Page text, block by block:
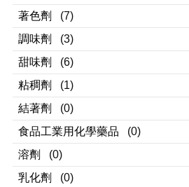
著色劑
(7)
調味劑
(3)
甜味劑
(6)
粘稠劑
(1)
結著劑
(0)
食品工業用化學藥品
(0)
溶劑
(0)
乳化劑
(0)